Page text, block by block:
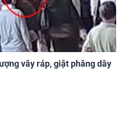
vây ráp, giật phăng dây